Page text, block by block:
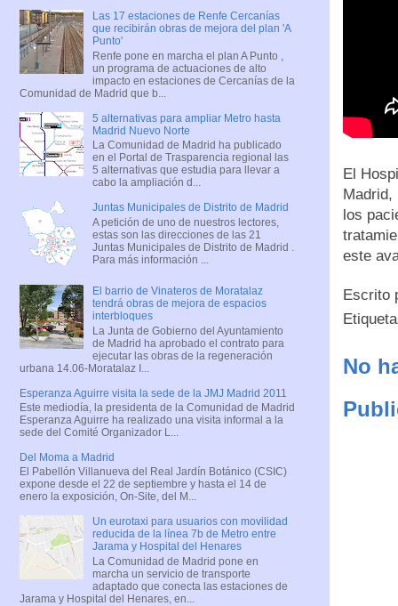
El
Madrid,
los
este
Escrito
No
Las 17 estaciones de Renfe Cercanías
que recibirán obras de mejora del plan 'A
Punto'
Renfe pone en marcha el plan A Punto ,
un programa de actuaciones de alto
impacto en estaciones de Cercanías de la
Comunidad de Madrid que b...
5 alternativas para ampliar Metro hasta
Madrid Nuevo Norte
La Comunidad de Madrid ha publicado
en el Portal de Trasparencia regional las
5 alternativas que estudia para llevar a
cabo la ampliación d...
Juntas Municipales de Distrito de Madrid
A petición de uno de nuestros lectores,
estas son las direcciones de las 21
Juntas Municipales de Distrito de Madrid .
Para más información ...
El barrio de Vinateros de Moratalaz
tendrá obras de mejora de espacios
interbloques
La Junta de Gobierno del Ayuntamiento
de Madrid ha aprobado el contrato para
ejecutar las obras de la regeneración
urbana 14.06-Moratalaz I...
Esperanza Aguirre visita la sede de la JMJ Madrid 2011
Este mediodía, la presidenta de la Comunidad de Madrid
Esperanza Aguirre ha realizado una visita informal a la
sede del Comité Organizador L...
Del Moma a Madrid
El Pabellón Villanueva del Real Jardín Botánico (CSIC)
expone desde el 22 de septiembre y hasta el 14 de
enero la exposición, On-Site, del M...
Un eurotaxi para usuarios con movilidad
reducida de la línea 7b de Metro entre
Jarama y Hospital del Henares
La Comunidad de Madrid pone en
marcha un servicio de transporte
adaptado que conecta las estaciones de
Jarama y Hospital del Henares, en...